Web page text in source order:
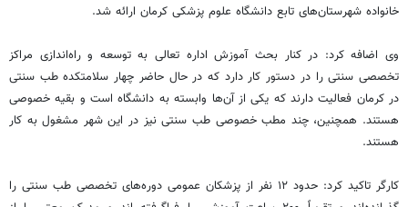
خانواده شهرستان‌های تابع دانشگاه علوم پزشکی کرمان ارائه شد.
وی اضافه کرد: در کنار بحث آموزش اداره تعالی به توسعه و راه‌اندازی مراکز
تخصصی سنتی را در دستور کار دارد که در حال حاضر چهار سلامتکده طب سنتی
در کرمان فعالیت دارند که یکی از آن‌ها وابسته به دانشگاه است و بقیه خصوصی
هستند. همچنین، چند مطب خصوصی طب سنتی نیز در این شهر مشغول به کار
هستند.
کارگر تاکید کرد: حدود ۱۲ نفر از پزشکان عمومی دوره‌های تخصصی طب سنتی را